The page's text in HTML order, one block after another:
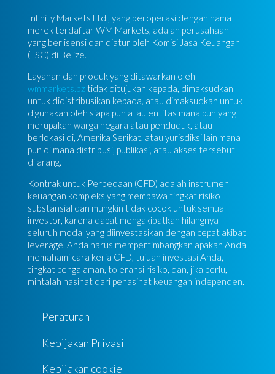
Infinity Markets Ltd., yang beroperasi dengan nama
merek terdaftar WM Markets, adalah perusahaan
yang berlisensi dan diatur oleh Komisi Jasa Keuangan
(FSC) di Belize.
Layanan dan produk yang ditawarkan oleh
wmmarkets.bz tidak ditujukan kepada, dimaksudkan
untuk didistribusikan kepada, atau dimaksudkan untuk
digunakan oleh siapa pun atau entitas mana pun yang
merupakan warga negara atau penduduk, atau
berlokasi di, Amerika Serikat, atau yurisdiksi lain mana
pun di mana distribusi, publikasi, atau akses tersebut
dilarang.
Kontrak untuk Perbedaan (CFD) adalah instrumen
keuangan kompleks yang membawa tingkat risiko
substansial dan mungkin tidak cocok untuk semua
investor, karena dapat mengakibatkan hilangnya
seluruh modal yang diinvestasikan dengan cepat akibat
leverage. Anda harus mempertimbangkan apakah Anda
memahami cara kerja CFD, tujuan investasi Anda,
tingkat pengalaman, toleransi risiko, dan, jika perlu,
mintalah nasihat dari penasihat keuangan independen.
Peraturan
Kebijakan Privasi
Kebijakan cookie